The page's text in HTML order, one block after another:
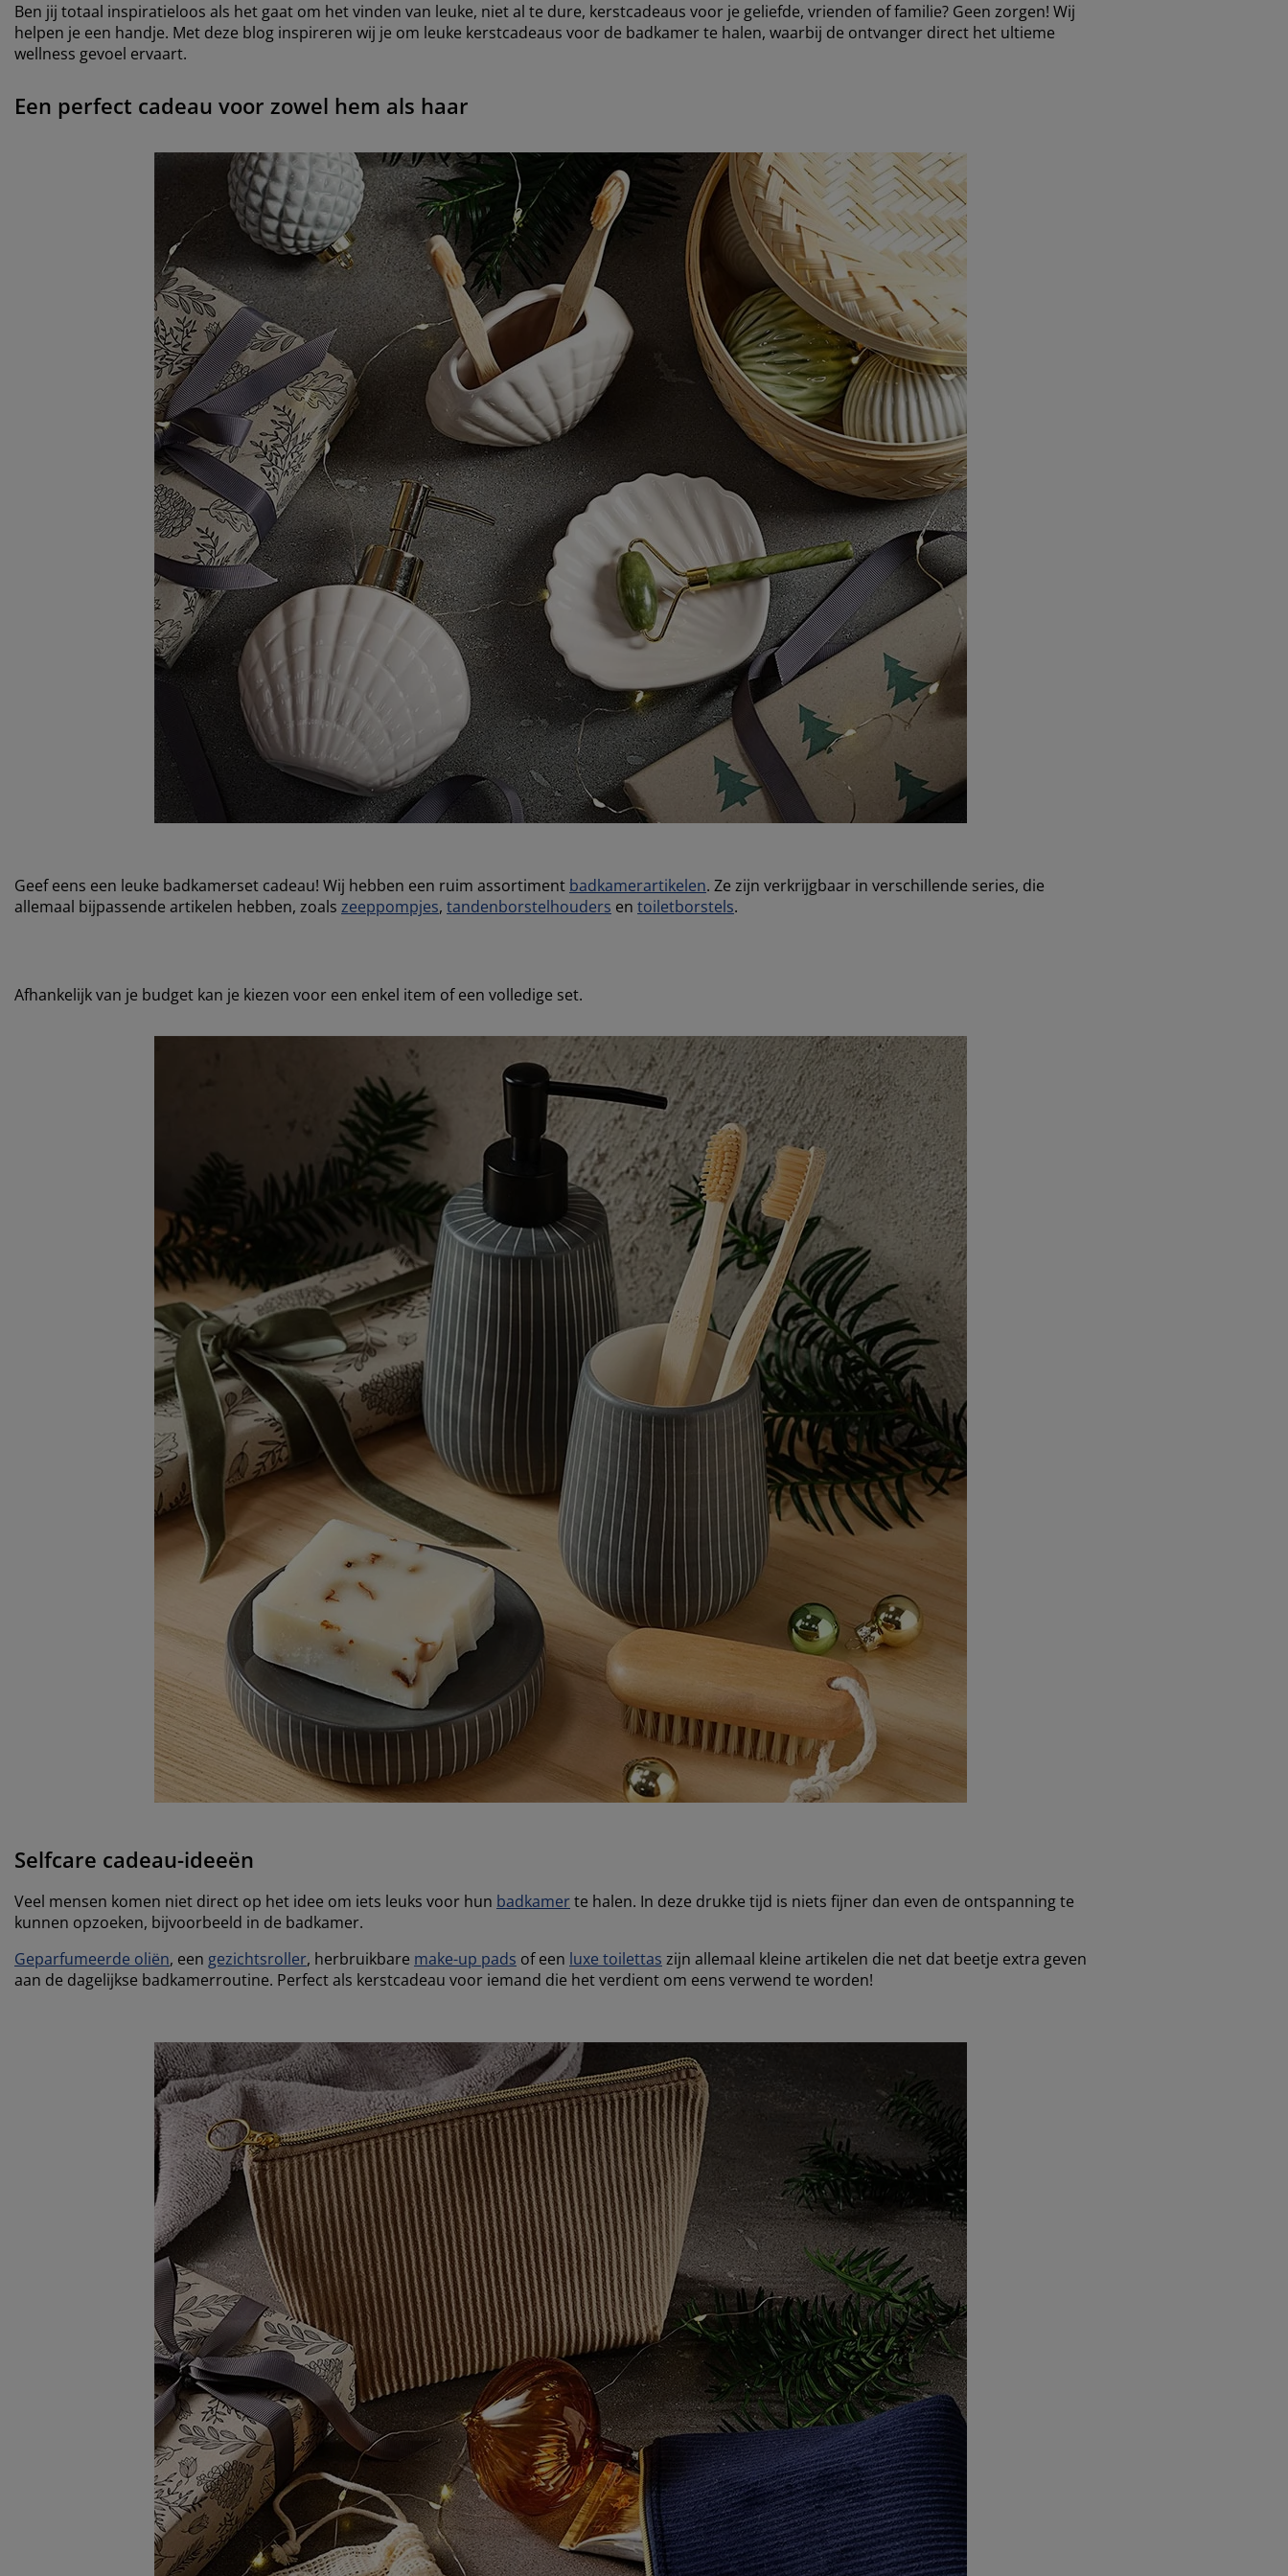
Ben jij totaal inspiratieloos als het gaat om het vinden van leuke, niet al te dure, kerstcadeaus voor je geliefde, vrienden of familie? Geen zorgen! Wij
helpen je een handje. Met deze blog inspireren wij je om leuke kerstcadeaus voor de badkamer te halen, waarbij de ontvanger direct het ultieme
wellness gevoel ervaart.
Een perfect cadeau voor zowel hem als haar
Geef eens een leuke badkamerset cadeau! Wij hebben een ruim assortiment badkamerartikelen. Ze zijn verkrijgbaar in verschillende series, die
allemaal bijpassende artikelen hebben, zoals zeeppompjes, tandenborstelhouders en toiletborstels.
Afhankelijk van je budget kan je kiezen voor een enkel item of een volledige set.
Selfcare cadeau-ideeën
Veel mensen komen niet direct op het idee om iets leuks voor hun badkamerte halen. In deze drukke tijd is niets fijner dan even de ontspanning te
kunnen opzoeken, bijvoorbeeld in de badkamer.
Geparfumeerde oliën, een gezichtsroller, herbruikbare make-up pads of een luxe toilettas zijn allemaal kleine artikelen die net dat beetje extra geven
aan de dagelijkse badkamerroutine. Perfect als kerstcadeau voor iemand die het verdient om eens verwend te worden!